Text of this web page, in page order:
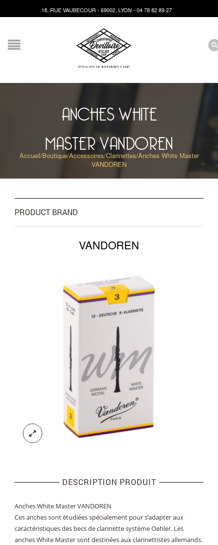
18, RUE VAUBECOUR - 69002, LYON - 04 78 82 89 27
ANCHES WHITE
MASTER VANDOREN
Accueil/Boutique/Accessoires/Clarinettes/Anches White Master
VANDOREN
DESCRIPTION PRODUIT
Anches White Master VANDOREN
Ces anches sont étudiées spécialement pour s’adapter aux
caractéristiques des becs de clarinette système Oehler. Les
anches White Master sont destinées aux clarinettistes allemands.
PRODUCT BRAND
VANDOREN